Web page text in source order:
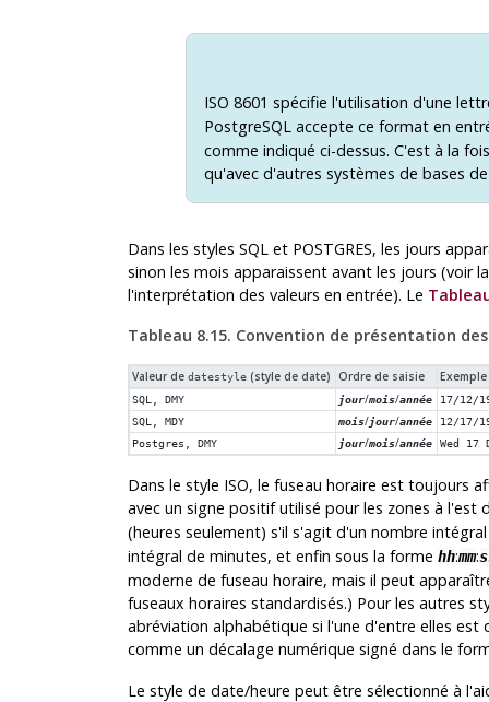
ISO 8601 spécifie l'utilisation d'une
PostgreSQL accepte ce format en
comme indiqué ci-dessus. C'est à la
qu'avec d'autres systèmes de bases
Dans les styles SQLet POSTGRES, les jours
sinon les mois apparaissent avant les jours (voir
l'interprétation des valeurs en entrée). Le
Tableau 8.15. Convention de présentation
Valeur dedatestyle (style de date) Ordre de saisie
SQL, DMY jour/mois/année
17/12/
SQL, MDY
mois/jour/année
12/17/
Postgres, DMY
jour/mois/année Wed 17
Dans le style ISO, le fuseau horaire est toujours
avec un signe positif utilisé pour les zones à l'est
(heures seulement) s'il s'agit d'un nombre
intégral de minutes, et enfin sous la forme hh:mm:
moderne de fuseau horaire, mais il peut
fuseaux horaires standardisés.) Pour les autres
abréviation alphabétique si l'une d'entre elles
comme un décalage numérique signé dans le
Le style de date/heure peut être sélectionné à